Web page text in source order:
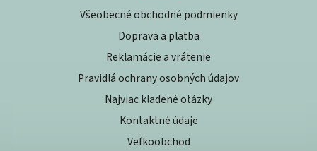
Všeobecné obchodné podmienky
Doprava a platba
Reklamácie a vrátenie
Pravidlá ochrany osobných údajov
Najviac kladené otázky
Kontaktné údaje
Veľkoobchod